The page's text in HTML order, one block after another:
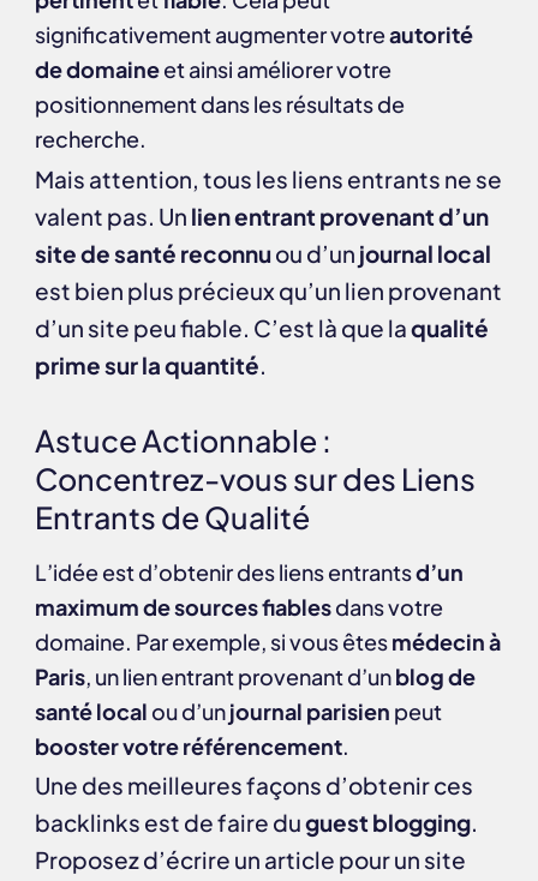
significativement augmenter votreautorité
de domaineet ainsi améliorer votre
positionnement dans les résultats de
recherche.
Mais attention, tous les liens entrants ne se
valent pas. Un lien entrant provenant d’un
site de santé reconnuou d’un journal local
est bien plus précieux qu’un lien provenant
d’un site peu fiable. C’est là que laqualité
prime sur la quantité.
Astuce Actionnable :
Concentrez-vous sur des Liens
Entrants de Qualité
L’idée est d’obtenir des liens entrantsd’un
maximum de sources fiablesdans votre
domaine. Par exemple, si vous êtesmédecin à
Paris, un lien entrant provenant d’unblog de
santé local ou d’unjournal parisien peut
booster votre référencement.
Une des meilleures façons d’obtenir ces
backlinks est de faire duguest blogging.
Proposez d’écrire un article pour un site